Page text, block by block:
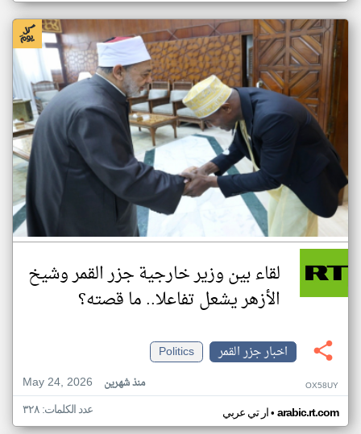
لقاء بين وزير خارجية جزر القمر وشيخ
الأزهر يشعل تفاعلا.. ما قصته؟
اخبار جزر القمر
Politics
May 24, 2026
منذ شهرين OX58UY
ار تي عربي• arabic.rt.com عدد الكلمات: ٣٢٨